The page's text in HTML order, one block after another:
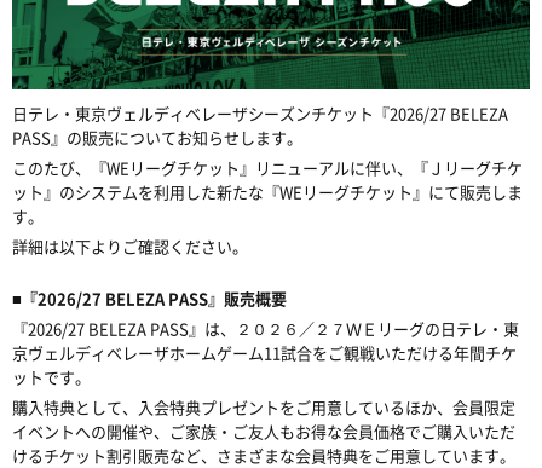
日テレ・東京ヴェルディベレーザシーズンチケット『2026/27 BELEZA
PASS』の販売についてお知らせします。
このたび、『WEリーグチケット』リニューアルに伴い、『Ｊリーグチケ
ット』のシステムを利用した新たな『WEリーグチケット』にて販売しま
す。
詳細は以下よりご確認ください。
■ 『2026/27 BELEZA PASS』販売概要
『2026/27 BELEZA PASS』は、２０２６／２７ＷＥリーグの日テレ・東
京ヴェルディベレーザホームゲーム11試合をご観戦いただける年間チケ
ットです。
購入特典として、入会特典プレゼントをご用意しているほか、会員限定
イベントへの開催や、ご家族・ご友人もお得な会員価格でご購入いただ
けるチケット割引販売など、さまざまな会員特典をご用意しています。